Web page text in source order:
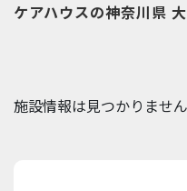
ケアハウスの神奈川県
施設情報は見つかりません